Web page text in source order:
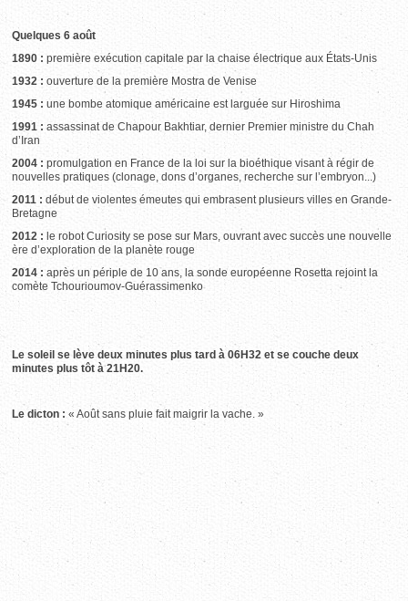
Quelques 6 août
1890 : première exécution capitale par la chaise électrique aux États-Unis
1932 : ouverture de la première Mostra de Venise
1945 : une bombe atomique américaine est larguée sur Hiroshima
1991 : assassinat de Chapour Bakhtiar, dernier Premier ministre du Chah
d’Iran
2004 : promulgation en France de la loi sur la bioéthique visant à régir de
nouvelles pratiques (clonage, dons d’organes, recherche sur l’embryon...)
2011 : début de violentes émeutes qui embrasent plusieurs villes en Grande-
Bretagne
2012 : le robot Curiosity se pose sur Mars, ouvrant avec succès une nouvelle
ère d’exploration de la planète rouge
2014 : après un périple de 10 ans, la sonde européenne Rosetta rejoint la
comète Tchourioumov-Guérassimenko
Le soleil se lève deux minutes plus tard à 06H32 et se couche deux
minutes plus tôt à 21H20.
Le dicton : « Août sans pluie fait maigrir la vache. »